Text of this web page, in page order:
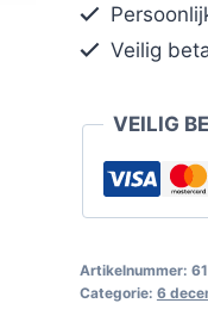
Veilig
VEILIG
Artikelnummer:
Categorie: 6